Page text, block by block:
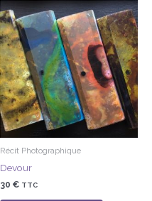
Récit Photographique
Devour
30 € TTC